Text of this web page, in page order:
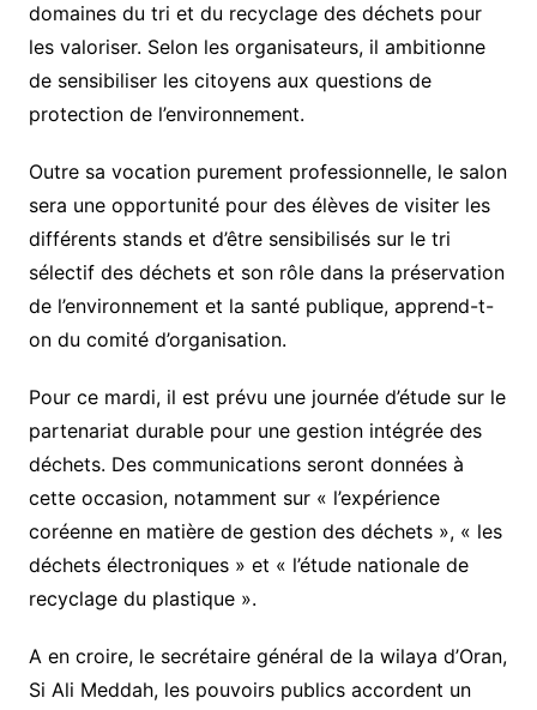
domaines du tri et du recyclage des déchets pour
les valoriser. Selon les organisateurs, il ambitionne
de sensibiliser les citoyens aux questions de
protection de l’environnement.
Outre sa vocation purement professionnelle, le salon
sera une opportunité pour des élèves de visiter les
différents stands et d’être sensibilisés sur le tri
sélectif des déchets et son rôle dans la préservation
de l’environnement et la santé publique, apprend-t-
on du comité d’organisation.
Pour ce mardi, il est prévu une journée d’étude sur le
partenariat durable pour une gestion intégrée des
déchets. Des communications seront données à
cette occasion, notamment sur « l’expérience
coréenne en matière de gestion des déchets », « les
déchets électroniques » et « l’étude nationale de
recyclage du plastique ».
A en croire, le secrétaire général de la wilaya d’Oran,
Si Ali Meddah, les pouvoirs publics accordent un